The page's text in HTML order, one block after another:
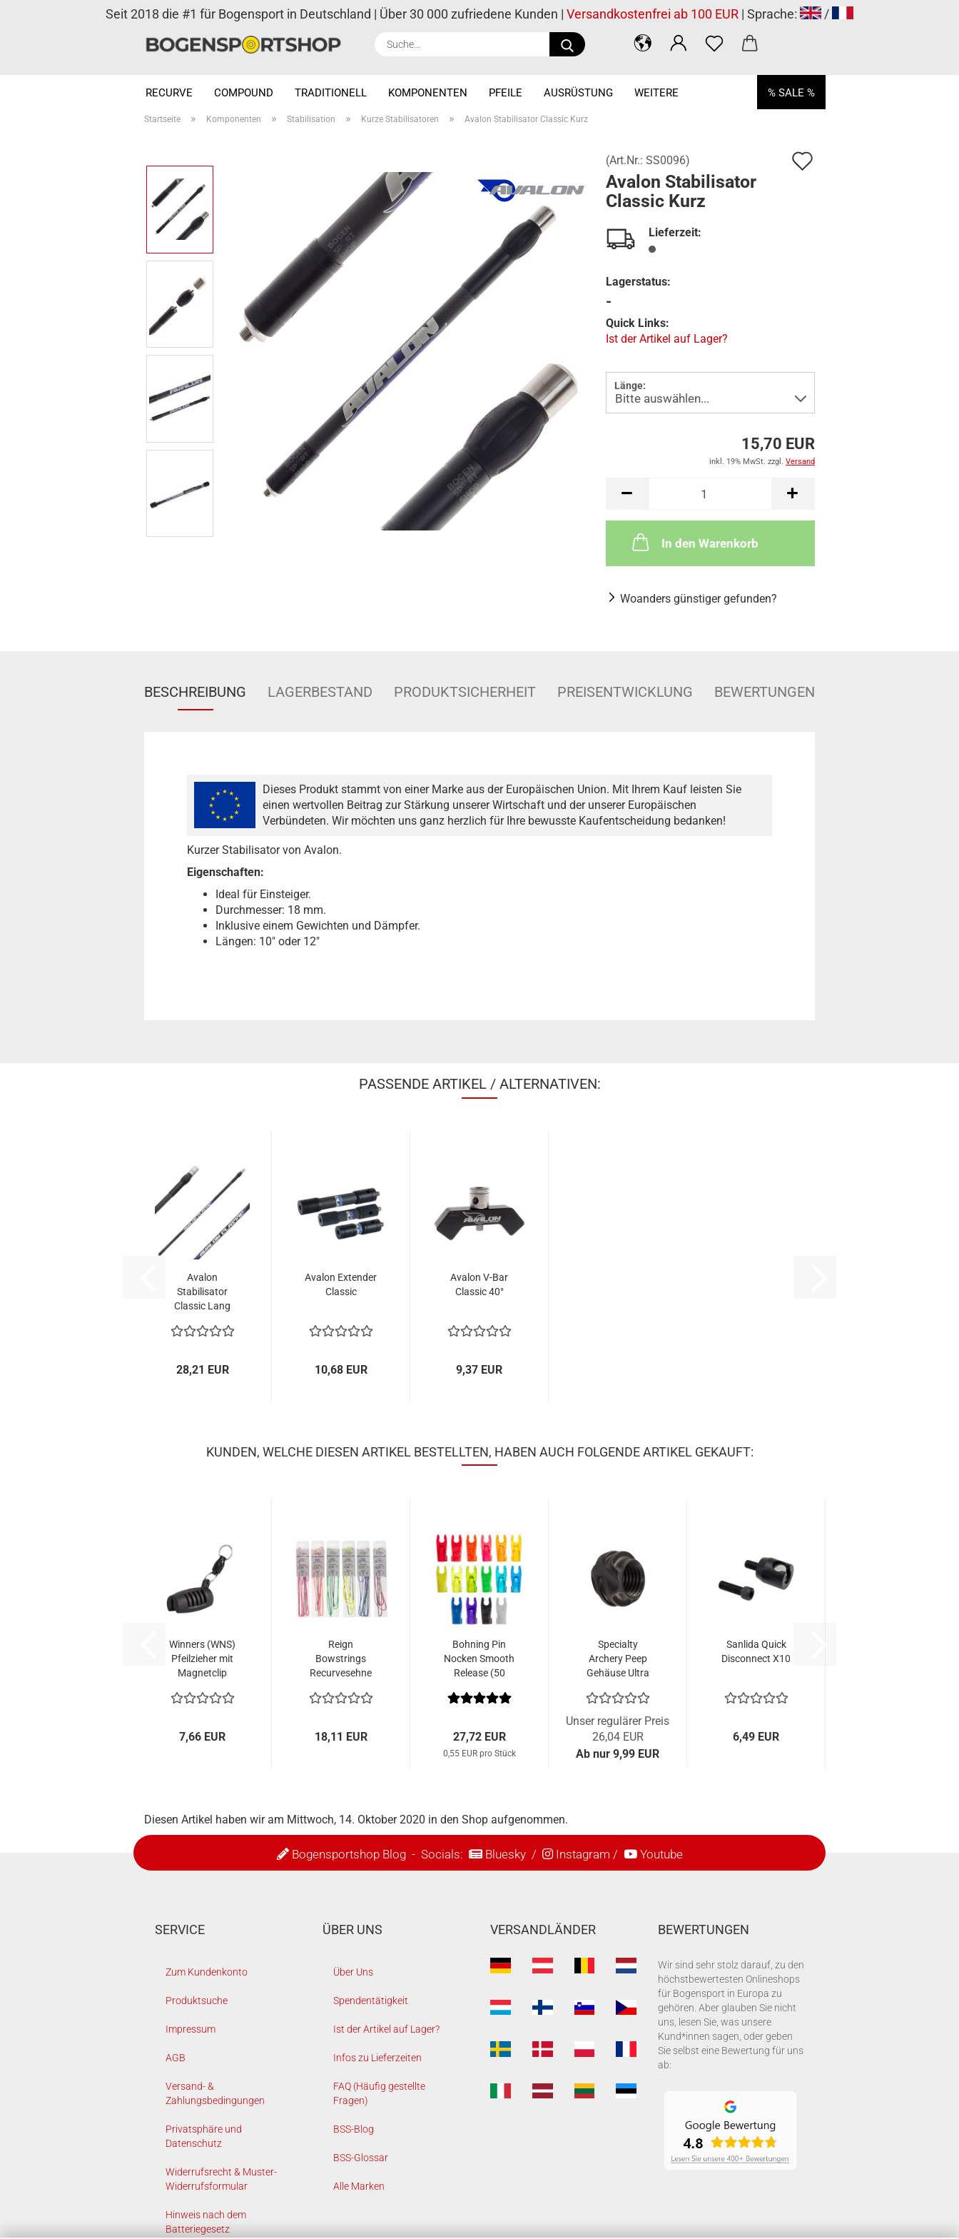
Suche...
Seit 2018 die #1 für Bogensport in Deutschland | Über 30 000 zufriedene Kunden | Versandkostenfrei ab 100 EUR | Sprache: /
RECURVE COMPOUND TRADITIONELL KOMPONENTEN PFEILE AUSRÜSTUNG % SALE %
WEITERE
Startseite » Komponenten » Stabilisation » Kurze Stabilisatoren » Avalon Stabilisator Classic Kurz
(Art.Nr.: SS0096)
Avalon Stabilisator
Classic Kurz
Lieferzeit:
Lagerstatus:
-
Quick Links:
Ist der Artikel auf Lager?
Länge:
15,70 EUR
inkl. 19% MwSt. zzgl. Versand
In den Warenkorb
Woanders günstiger gefunden?
BESCHREIBUNG LAGERBESTAND PRODUKTSICHERHEIT PREISENTWICKLUNG BEWERTUNGEN
Dieses Produkt stammt von einer Marke aus der Europäischen Union. Mit Ihrem Kauf leisten Sie
einen wertvollen Beitrag zur Stärkung unserer Wirtschaft und der unserer Europäischen
Verbündeten. Wir möchten uns ganz herzlich für Ihre bewusste Kaufentscheidung bedanken!
Kurzer Stabilisator von Avalon.
Eigenschaften:
Ideal für Einsteiger.
Durchmesser: 18 mm.
Inklusive einem Gewichten und Dämpfer.
Längen: 10" oder 12"
PASSENDE ARTIKEL / ALTERNATIVEN:
Avalon
Stabilisator
Classic Lang
28,21 EUR
Avalon Extender
Classic
10,68 EUR
Avalon V-Bar
Classic 40°
9,37 EUR
KUNDEN, WELCHE DIESEN ARTIKEL BESTELLTEN, HABEN AUCH FOLGENDE ARTIKEL GEKAUFT:
Winners (WNS)
Pfeilzieher mit
Magnetclip
7,66 EUR
Reign
Bowstrings
Recurvesehne
Spectra
18,11 EUR
Bohning Pin
Nocken Smooth
Release (50
27,72 EUR
0,55 EUR pro Stück
Specialty
Archery Peep
Gehäuse Ultra
Unser regulärer Preis
26,04 EUR
Ab nur 9,99 EUR
Sanlida Quick
Disconnect X10
6,49 EUR
Diesen Artikel haben wir am Mittwoch, 14. Oktober 2020 in den Shop aufgenommen.
Bogensportshop Blog- Socials: Bluesky/ Instagram / Youtube
SERVICE
Zum Kundenkonto
Produktsuche
Impressum
AGB
Versand- &
Zahlungsbedingungen
Privatsphäre und
Datenschutz
Widerrufsrecht & Muster-
Widerrufsformular
Hinweis nach dem
Batteriegesetz
ÜBER UNS
Über Uns
Spendentätigkeit
Ist der Artikel auf Lager?
Infos zu Lieferzeiten
FAQ (Häufig gestellte
Fragen)
BSS-Blog
BSS-Glossar
Alle Marken
VERSANDLÄNDER BEWERTUNGEN
Wir sind sehr stolz darauf, zu den
höchstbewertesten Onlineshops
für Bogensport in Europa zu
gehören. Aber glauben Sie nicht
uns, lesen Sie, was unsere
Kund*innen sagen, oder geben
Sie selbst eine Bewertung für uns
ab: